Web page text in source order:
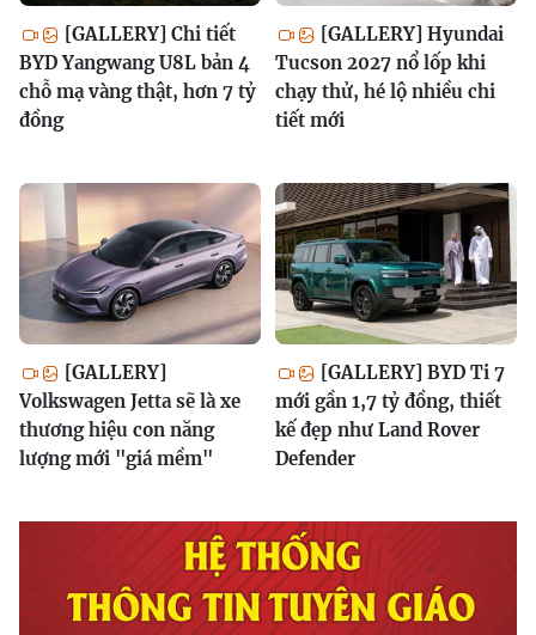
[GALLERY] Chi tiết
BYD Yangwang U8L bản 4
chỗ mạ vàng thật, hơn 7 tỷ
đồng
[GALLERY] Hyundai
Tucson 2027 nổ lốp khi
chạy thử, hé lộ nhiều chi
tiết mới
[GALLERY]
Volkswagen Jetta sẽ là xe
thương hiệu con năng
lượng mới "giá mềm"
[GALLERY] BYD Ti 7
mới gần 1,7 tỷ đồng, thiết
kế đẹp như Land Rover
Defender